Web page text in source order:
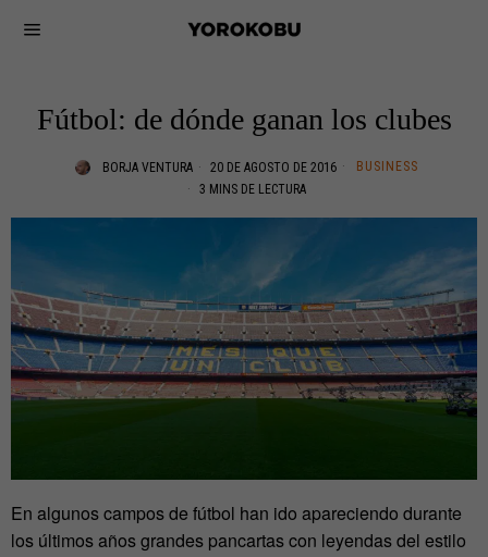
Fútbol: de dónde ganan los clubes
BORJA VENTURA 20 DE AGOSTO DE 2016
BUSINESS
3 MINS DE LECTURA
En algunos campos de fútbol han ido apareciendo durante
los últimos años grandes pancartas con leyendas del estilo